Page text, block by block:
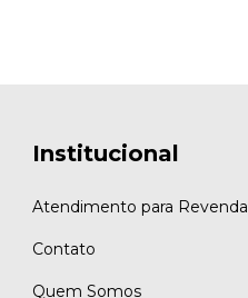
Institucional
Atendimento para Revenda
Contato
Quem Somos